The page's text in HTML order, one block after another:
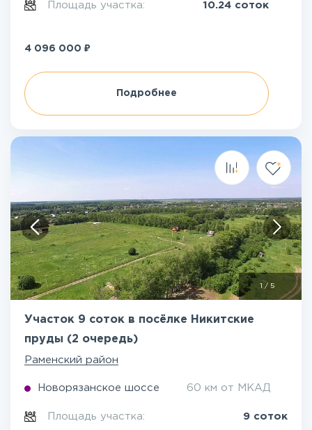
Площадь участка: 10.24 соток
4 096 000 ₽
Подробнее
/ 5
Участок 9 соток в посёлке Никитские
пруды (2 очередь)
Раменский район
Новорязанское шоссе 60 км от МКАД
Площадь участка: 9 соток